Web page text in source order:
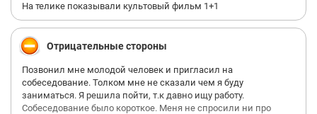
На телике показывали культовый фильм 1+1
Отрицательные стороны
Позвонил мне молодой человек и пригласил на
собеседование. Толком мне не сказали чем я буду
заниматься. Я решила пойти, т.к давно ищу работу.
Собеседование было короткое. Меня не спросили ни про